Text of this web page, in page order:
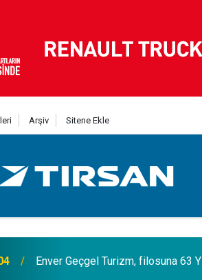
Arşiv Sitene Ekle
Enver Geçgel Turizm, filosuna 63